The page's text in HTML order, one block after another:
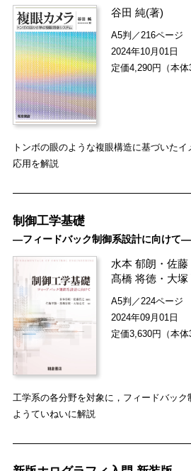
谷田 純(著)
A5判／216ページ
2024年10月01日
定価4,290円（本体
トンボの眼のような複眼構造に基づいた
応用を解説
制御工学基礎
―フィードバック制御系設計に向けて―
水本 郁朗 ・佐藤
髙橋 将徳 ・ 大塚
A5判／224ページ
2024年09月01日
定価3,630円（本体
工学系の各分野を対象に，フィードバッ
ようていねいに解説